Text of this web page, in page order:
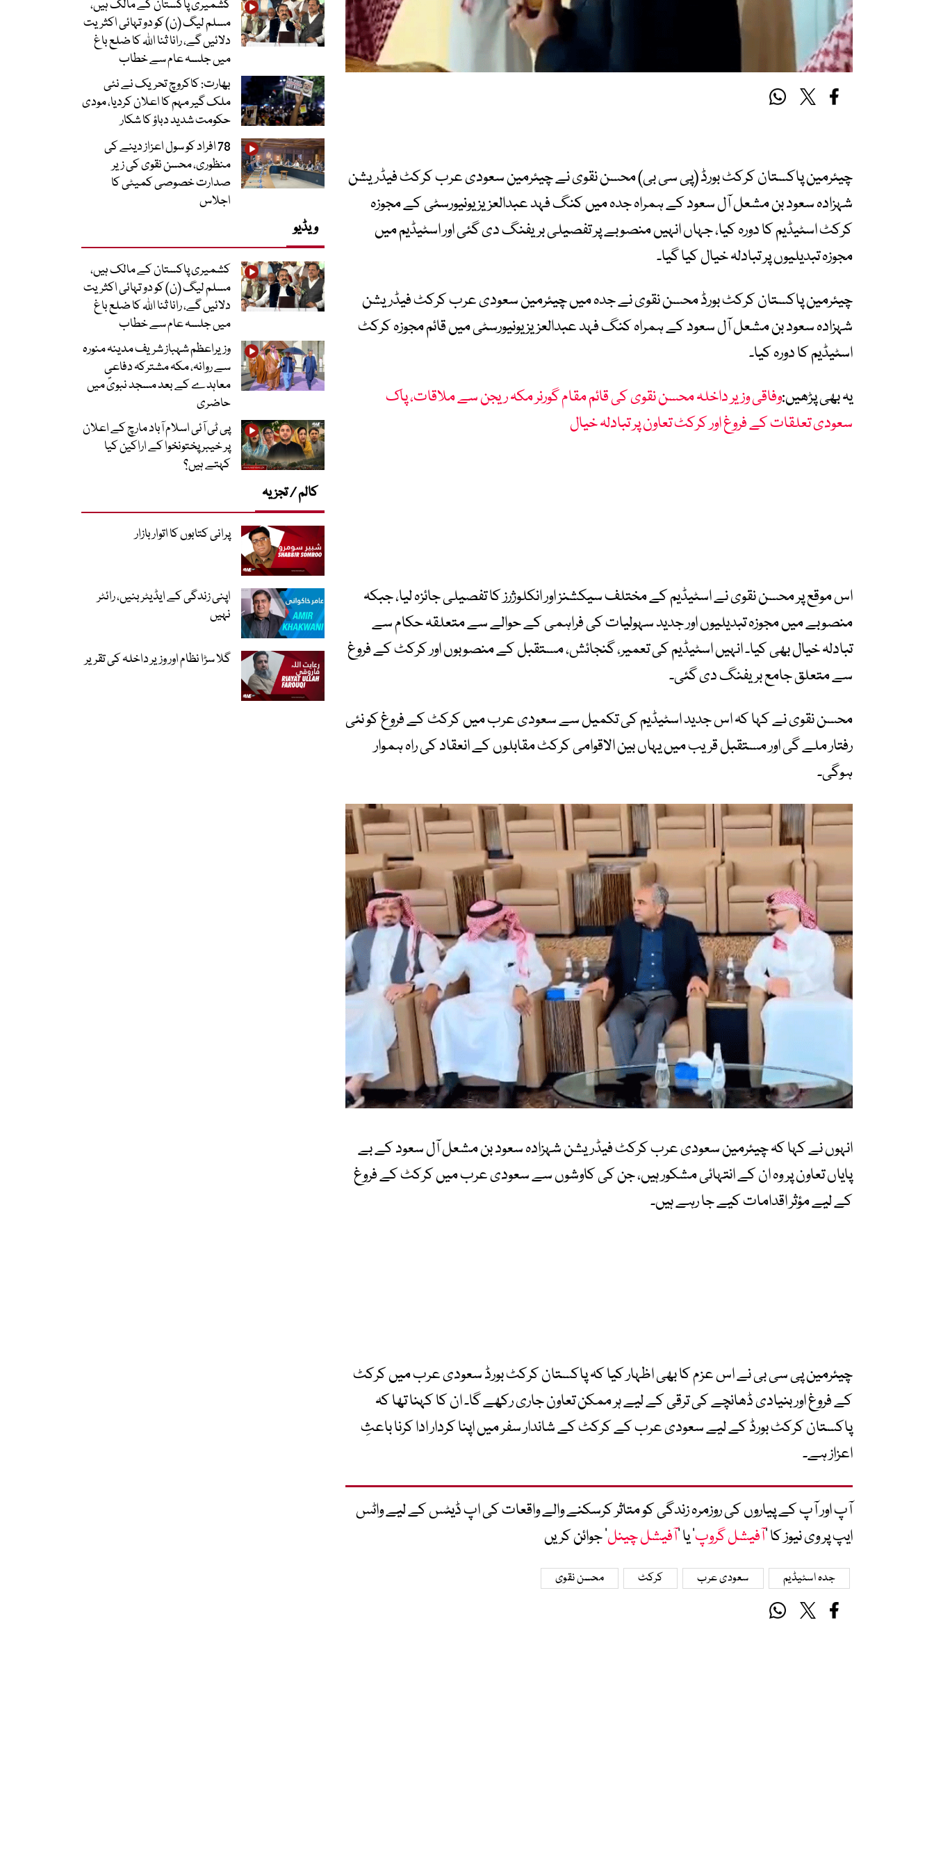
چیئرمین پاکستان کرکٹ بورڈ (پی سی بی) محسن نقوی نے چیئرمین سعودی عرب کرکٹ فیڈریشن
شہزادہ سعود بن مشعل آل سعود کے ہمراہ جدہ میں کنگ فہد عبدالعزیز یونیورسٹی کے مجوزہ
کرکٹ اسٹیڈیم کا دورہ کیا، جہاں انہیں منصوبے پر تفصیلی بریفنگ دی گئی اور اسٹیڈیم میں
مجوزہ تبدیلیوں پر تبادلہ خیال کیا گیا۔
چیئرمین پاکستان کرکٹ بورڈ محسن نقوی نے جدہ میں چیئرمین سعودی عرب کرکٹ فیڈریشن
شہزادہ سعود بن مشعل آل سعود کے ہمراہ کنگ فہد عبدالعزیز یونیورسٹی میں قائم مجوزہ کرکٹ
اسٹیڈیم کا دورہ کیا۔
یہ بھی پڑھیں:وفاقی وزیر داخلہ محسن نقوی کی قائم مقام گورنر مکہ ریجن سے ملاقات، پاک
سعودی تعلقات کے فروغ اور کرکٹ تعاون پر تبادلہ خیال
اس موقع پر محسن نقوی نے اسٹیڈیم کے مختلف سیکشنز اور انکلوژرز کا تفصیلی جائزہ لیا، جبکہ
منصوبے میں مجوزہ تبدیلیوں اور جدید سہولیات کی فراہمی کے حوالے سے متعلقہ حکام سے
تبادلہ خیال بھی کیا۔ انہیں اسٹیڈیم کی تعمیر، گنجائش، مستقبل کے منصوبوں اور کرکٹ کے فروغ
سے متعلق جامع بریفنگ دی گئی۔
محسن نقوی نے کہا کہ اس جدید اسٹیڈیم کی تکمیل سے سعودی عرب میں کرکٹ کے فروغ کو نئی
رفتار ملے گی اور مستقبل قریب میں یہاں بین الاقوامی کرکٹ مقابلوں کے انعقاد کی راہ ہموار
ہوگی۔
انہوں نے کہا کہ چیئرمین سعودی عرب کرکٹ فیڈریشن شہزادہ سعود بن مشعل آل سعود کے بے
پایاں تعاون پر وہ ان کے انتہائی مشکور ہیں، جن کی کاوشوں سے سعودی عرب میں کرکٹ کے فروغ
کے لیے مؤثر اقدامات کیے جا رہے ہیں۔
چیئرمین پی سی بی نے اس عزم کا بھی اظہار کیا کہ پاکستان کرکٹ بورڈ سعودی عرب میں کرکٹ
کے فروغ اور بنیادی ڈھانچے کی ترقی کے لیے ہر ممکن تعاون جاری رکھے گا۔ ان کا کہنا تھا کہ
پاکستان کرکٹ بورڈ کے لیے سعودی عرب کے کرکٹ کے شاندار سفر میں اپنا کردار ادا کرنا باعثِ
اعزاز ہے۔
آپ اور آپ کے پیاروں کی روزمرہ زندگی کو متاثر کرسکنے والے واقعات کی اپ ڈیٹس کے لیے واٹس
ایپ پر وی نیوز کا ’آفیشل گروپ‘ یا ’آفیشل چینل‘ جوائن کریں
جدہ اسٹیڈیم سعودی عرب کرکٹ محسن نقوی
کشمیری پاکستان کے مالک ہیں،
مسلم لیگ (ن) کو دو تہائی اکثریت
دلائیں گے، رانا ثنا اللہ کا ضلع باغ
میں جلسہ عام سے خطاب
بھارت: کاکروچ تحریک نے نئی
ملک گیر مہم کا اعلان کردیا، مودی
حکومت شدید دباؤ کا شکار
78 افراد کو سول اعزاز دینے کی
منظوری، محسن نقوی کی زیر
صدارت خصوصی کمیٹی کا
اجلاس
ویڈیو
کشمیری پاکستان کے مالک ہیں،
مسلم لیگ (ن) کو دو تہائی اکثریت
دلائیں گے، رانا ثنا اللہ کا ضلع باغ
میں جلسہ عام سے خطاب
وزیراعظم شہباز شریف مدینہ منورہ
سے روانہ، مکہ مشترکہ دفاعی
معاہدے کے بعد مسجد نبویؐ میں
حاضری
پی ٹی آئی اسلام آباد مارچ کے اعلان
پر خیبر پختونخوا کے اراکین کیا
کہتے ہیں؟
کالم / تجزیہ
پرانی کتابوں کا اتوار بازار
اپنی زندگی کے ایڈیٹر بنیں، رائٹر
نہیں
گلا سڑا نظام اور وزیر داخلہ کی تقریر